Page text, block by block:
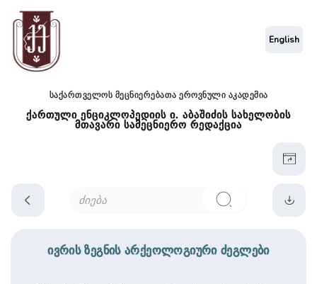
საქართველოს მეცნიერებათა ეროვნული აკადემია
ქართული ენციკლოპედიის ი. აბაშიძის სახელობის
მთავარი სამეცნიერო რედაქცია
English
ივრის ზეგნის არქეოლოგიური ძეგლები